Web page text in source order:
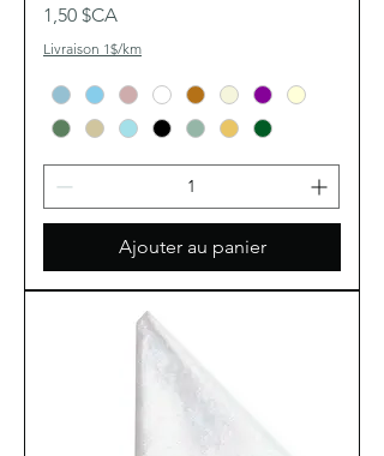
Prix
1,50 $CA
Livraison 1$/km
Ajouter au panier